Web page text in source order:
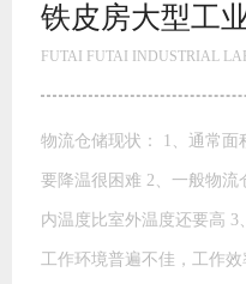
数控CNC车间
FUTAI FUTAI INDUSTRIAL
数控CNC车间工业大风扇方案 凡是到了炎热的夏季我们
老客户都急着电话我们咨
央空调、柜机、节能环保
等。问哪种降温设备最适